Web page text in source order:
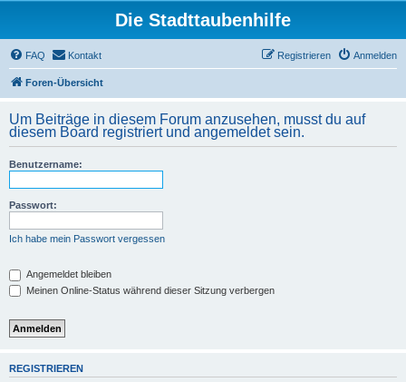
Die Stadttaubenhilfe
FAQ Kontakt Anmelden
Registrieren
Foren-Übersicht
Um Beiträge in diesem Forum anzusehen, musst du auf
diesem Board registriert und angemeldet sein.
Benutzername:
Passwort:
Ich habe mein Passwort vergessen
Angemeldet bleiben
Meinen Online-Status während dieser Sitzung verbergen
REGISTRIEREN